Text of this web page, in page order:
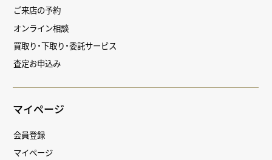
ご来店の予約
オンライン相談
買取り・下取り・委託サービス
査定お申込み
マイページ
会員登録
マイページ